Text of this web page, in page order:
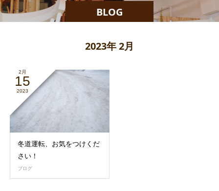
BLOG
2023年 2月
2月
15
2023
冬道運転、お気をつけくだ
さい！
ブログ